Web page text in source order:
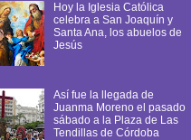
Hoy la Iglesia Católica
celebra a San Joaquín y
Santa Ana, los abuelos de
Jesús
Así fue la llegada de
Juanma Moreno el pasado
sábado a la Plaza de Las
Tendillas de Córdoba